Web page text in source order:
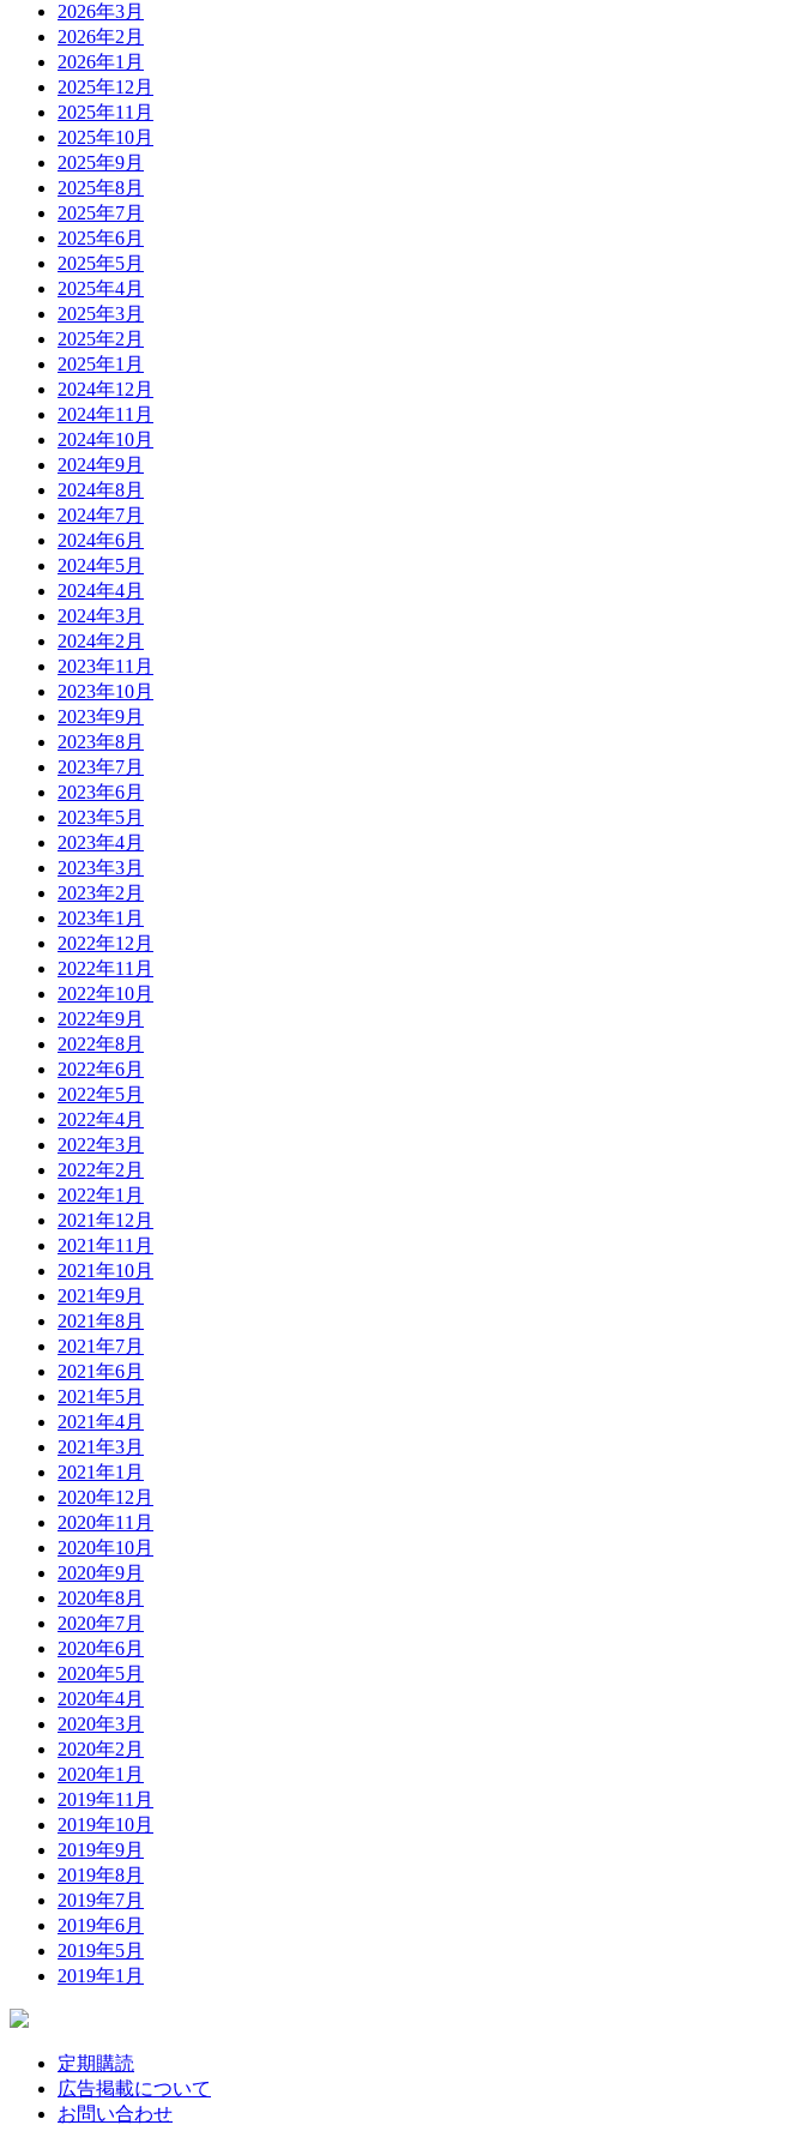
2026年3月
2026年2月
2026年1月
2025年12月
2025年11月
2025年10月
2025年9月
2025年8月
2025年7月
2025年6月
2025年5月
2025年4月
2025年3月
2025年2月
2025年1月
2024年12月
2024年11月
2024年10月
2024年9月
2024年8月
2024年7月
2024年6月
2024年5月
2024年4月
2024年3月
2024年2月
2023年11月
2023年10月
2023年9月
2023年8月
2023年7月
2023年6月
2023年5月
2023年4月
2023年3月
2023年2月
2023年1月
2022年12月
2022年11月
2022年10月
2022年9月
2022年8月
2022年6月
2022年5月
2022年4月
2022年3月
2022年2月
2022年1月
2021年12月
2021年11月
2021年10月
2021年9月
2021年8月
2021年7月
2021年6月
2021年5月
2021年4月
2021年3月
2021年1月
2020年12月
2020年11月
2020年10月
2020年9月
2020年8月
2020年7月
2020年6月
2020年5月
2020年4月
2020年3月
2020年2月
2020年1月
2019年11月
2019年10月
2019年9月
2019年8月
2019年7月
2019年6月
2019年5月
2019年1月
定期購読
広告掲載について
お問い合わせ